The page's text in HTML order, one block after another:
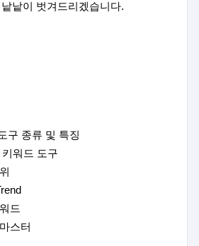
낱이 벗겨드리겠습니다.
구 종류 및 특징
워드 도구
드
스터